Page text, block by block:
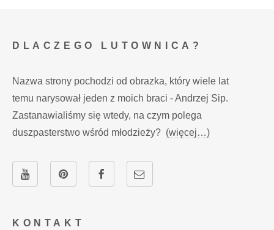
KONTAKT
DLACZEGO LUTOWNICA?
Nazwa strony pochodzi od obrazka, który wiele lat
temu narysował jeden z moich braci - Andrzej Sip.
Zastanawialiśmy się wtedy, na czym polega
duszpasterstwo wśród młodzieży? (więcej…)